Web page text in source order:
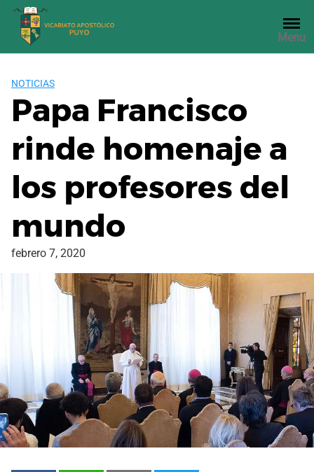
Saltar
contenido
Menu
NOTICIAS
Papa Francisco
rinde homenaje a
los profesores del
mundo
febrero 7, 2020